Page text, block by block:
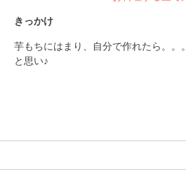
きっかけ
芋もちにはまり、自分で作れたら。。。
と思い♪